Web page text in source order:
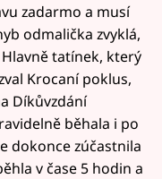
zadarmo a musí
odmalička zvyklá,
tatínek, který
Krocaní poklus,
Díkůvzdání
běhala i po
dokonce zúčastnila
v čase 5 hodin a